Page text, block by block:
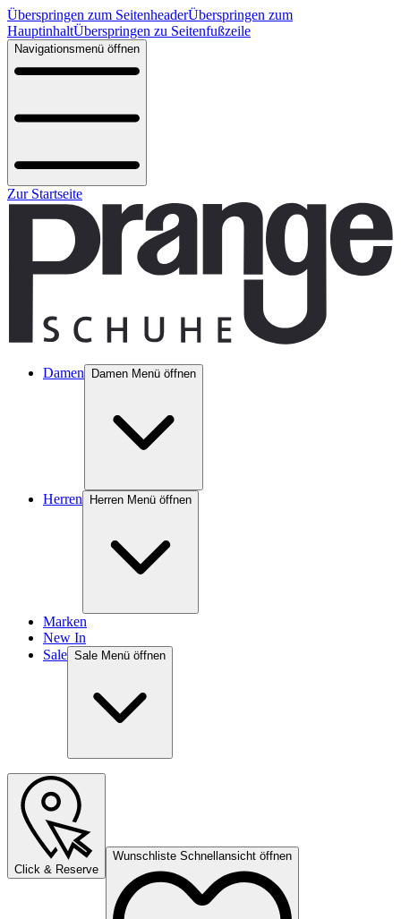
Überspringen zum SeitenheaderÜberspringen zum
HauptinhaltÜberspringen zu Seitenfußzeile
Navigationsmenü öffnen
Zur Startseite
Damen Damen Menü öffnen
Herren Herren Menü öffnen
Marken
New In
Sale Sale Menü öffnen
Click & Reserve
Wunschliste Schnellansicht öffnen